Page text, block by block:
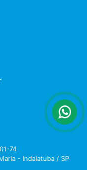
74
- Indaiatuba / SP